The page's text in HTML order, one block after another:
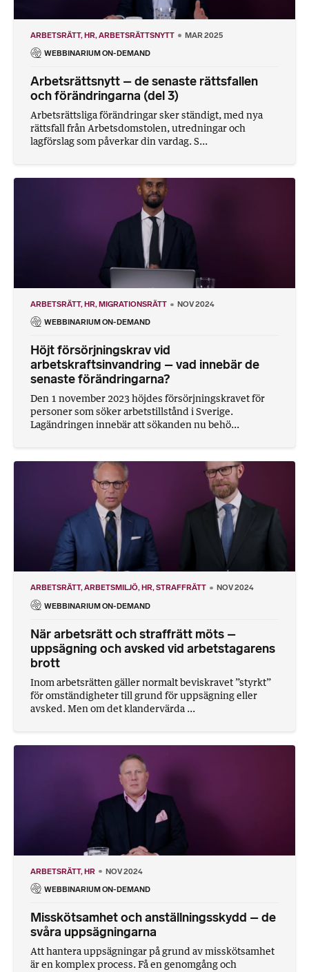
ARBETSRÄTT HR ARBETSRÄTTSNYTT MAR 2025
WEBBINARIUM ON-DEMAND
Arbetsrättsnytt – de senaste rättsfallen
och förändringarna (del 3)
Arbetsrättsliga förändringar sker ständigt, med nya
rättsfall från Arbetsdomstolen, utredningar och
lagförslag som påverkar din vardag. S...
ARBETSRÄTT HR MIGRATIONSRÄTT NOV 2024
WEBBINARIUM ON-DEMAND
Höjt försörjningskrav vid
arbetskraftsinvandring – vad innebär de
senaste förändringarna?
Den 1 november 2023 höjdes försörjningskravet för
personer som söker arbetstillstånd i Sverige.
Lagändringen innebär att sökanden nu behö...
ARBETSRÄTT ARBETSMILJÖ HR STRAFFRÄTT NOV 2024
WEBBINARIUM ON-DEMAND
När arbetsrätt och straffrätt möts –
uppsägning och avsked vid arbetstagarens
brott
Inom arbetsrätten gäller normalt beviskravet ”styrkt”
för omständigheter till grund för uppsägning eller
avsked. Men om det klandervärda ...
ARBETSRÄTT HR NOV 2024
WEBBINARIUM ON-DEMAND
Misskötsamhet och anställningsskydd – de
svåra uppsägningarna
Att hantera uppsägningar på grund av misskötsamhet
är en komplex process. Få en genomgång och